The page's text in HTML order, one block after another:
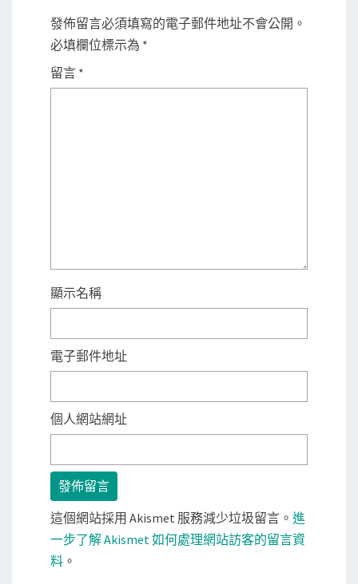
發佈留言必須填寫的電子郵件地址不會公開。
必填欄位標示為 *
留言 *
顯示名稱
電子郵件地址
個人網站網址
這個網站採用 Akismet 服務減少垃圾留言。 進
一步了解 Akismet 如何處理網站訪客的留言資
料 。